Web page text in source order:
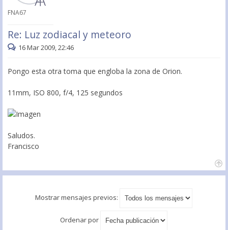
FNA67
Re: Luz zodiacal y meteoro
16 Mar 2009, 22:46
Pongo esta otra toma que engloba la zona de Orion.
11mm, ISO 800, f/4, 125 segundos
Saludos.
Francisco
Mostrar mensajes previos:
Ordenar por